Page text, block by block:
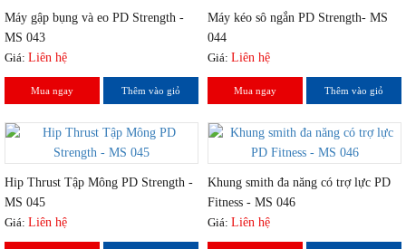
Máy gập bụng và eo PD Strength -
MS 043
Giá: Liên hệ
Mua ngay Thêm vào giỏ
Máy kéo sô ngắn PD Strength- MS
044
Giá: Liên hệ
Mua ngay Thêm vào giỏ
Hip Thrust Tập Mông PD Strength -
MS 045
Giá: Liên hệ
Khung smith đa năng có trợ lực PD
Fitness - MS 046
Giá: Liên hệ